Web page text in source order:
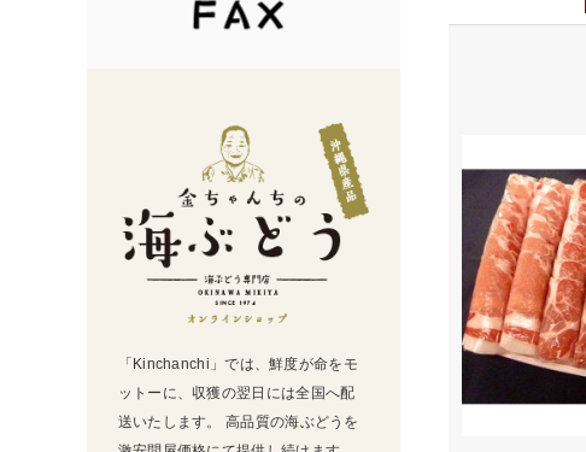
「Kinchanchi」では、鮮度が命をモ
ットーに、収獲の翌日には全国へ配
送いたします。 高品質の海ぶどうを